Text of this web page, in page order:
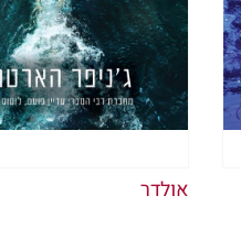
עדיין מחייך
של מנדי.
מישהו ממשיך אחרי
"זה היה אולדר